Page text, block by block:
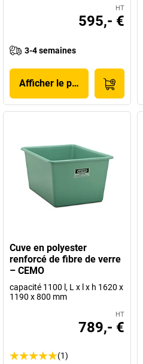
HT
595,- €
3-4 semaines
Afficher le produit
Cuve en polyester
renforcé de fibre de verre
– CEMO
capacité 1100 l, L x l x h 1620 x
1190 x 800 mm
HT
789,- €
(1)